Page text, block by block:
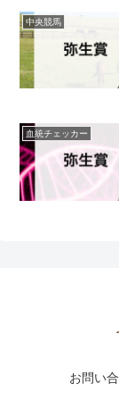
中央競馬
血統チェッカー
お問い